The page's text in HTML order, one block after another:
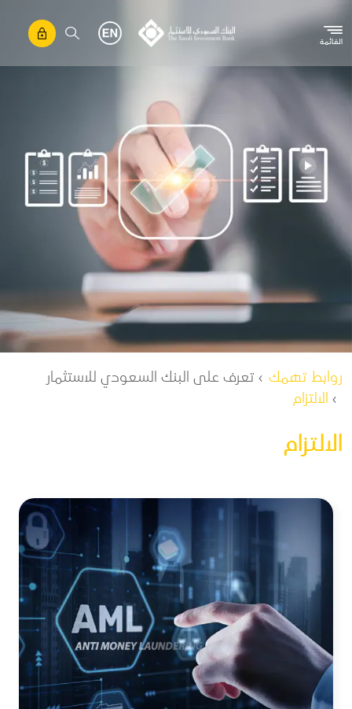
القائمة
مسار التنقل
روابط تهمك تعرف على البنك السعودي للاستثمار
الالتزام
الالتزام